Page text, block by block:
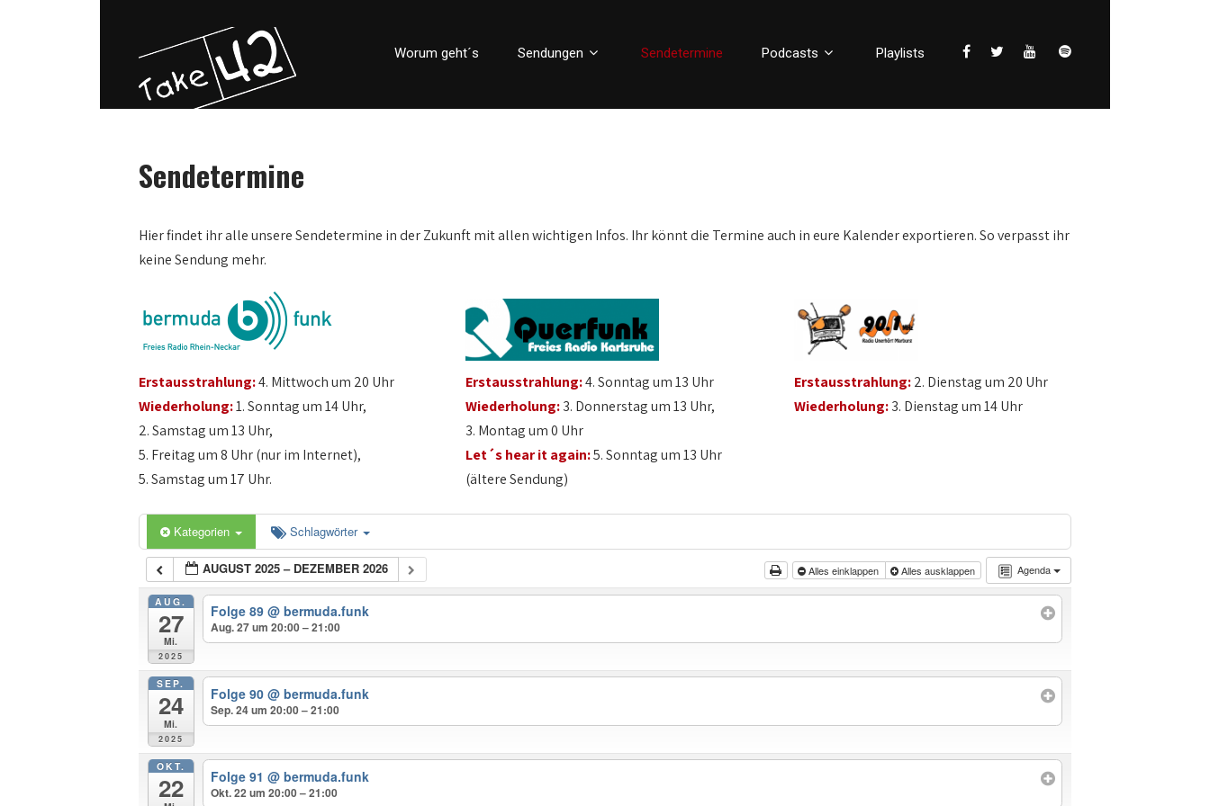
Worum geht´s Sendungen Sendetermine Podcasts Playlists
Sendetermine
Hier findet ihr alle unsere Sendetermine in der Zukunft mit allen wichtigen Infos. Ihr könnt die Termine auch in eure Kalender exportieren. So verpasst ihr
keine Sendung mehr.
Erstausstrahlung:4. Mittwoch um 20 Uhr
Wiederholung:1. Sonntag um 14 Uhr,
2. Samstag um 13 Uhr,
5. Freitag um 8 Uhr (nur im Internet),
5. Samstag um 17 Uhr.
Erstausstrahlung:4. Sonntag um 13 Uhr
Wiederholung:3. Donnerstag um 13 Uhr,
3. Montag um 0 Uhr
Let´s hear it again:5. Sonntag um 13 Uhr
(ältere Sendung)
Erstausstrahlung:2. Dienstag um 20 Uhr
Wiederholung:3. Dienstag um 14 Uhr
Kategorien Schlagwörter
Agenda
AUGUST 2025 – DEZEMBER 2026 Alles einklappen Alles ausklappen
AUG.
27
Mi.
2025
Folge 89@ bermuda.funk
Aug. 27 um 20:00 – 21:00
SEP.
24
Mi.
2025
Folge 90@ bermuda.funk
Sep. 24 um 20:00 – 21:00
OKT.
22 Folge 91@ bermuda.funk
Okt. 22 um 20:00 – 21:00